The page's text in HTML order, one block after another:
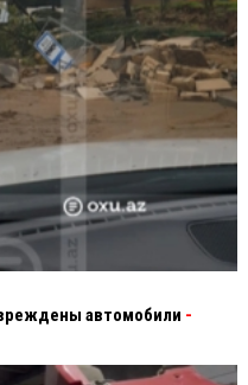
автомобили -